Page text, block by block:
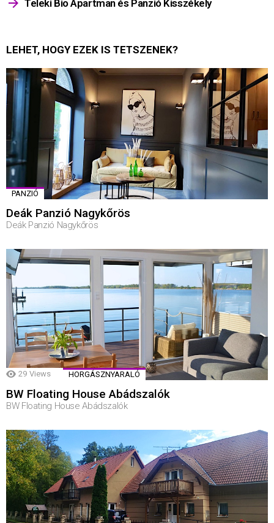
Teleki Bio Apartman és Panzió Kisszékely
LEHET, HOGY EZEK IS TETSZENEK?
PANZIÓ
Deák Panzió Nagykőrös
Deák Panzió Nagykőrös
29 Views HORGÁSZNYARALÓ
BW Floating House Abádszalók
BW Floating House Abádszalók